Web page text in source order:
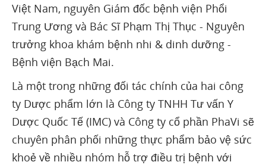
Việt Nam, nguyên Giám đốc bệnh viện Phổi
Trung Ương và Bác Sĩ Phạm Thị Thục - Nguyên
trưởng khoa khám bệnh nhi & dinh dưỡng -
Bệnh viện Bạch Mai.
Là một trong những đối tác chính của hai công
ty Dược phẩm lớn là Công ty TNHH Tư vấn Y
Dược Quốc Tế (IMC) và Công ty cổ phần PhaVi sẽ
chuyên phân phối những thực phẩm bảo vệ sức
khoẻ về nhiều nhóm hỗ trợ điều trị bệnh với